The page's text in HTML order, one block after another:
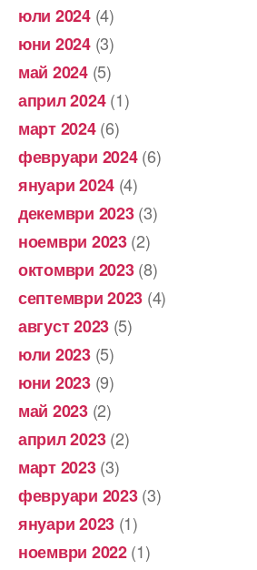
юли 2024(4)
юни 2024(3)
май 2024(5)
април 2024(1)
март 2024(6)
февруари 2024(6)
януари 2024 (4)
декември 2023(3)
ноември 2023(2)
октомври 2023(8)
септември 2023 (4)
август 2023 (5)
юли 2023(5)
юни 2023(9)
май 2023(2)
април 2023(2)
март 2023(3)
февруари 2023(3)
януари 2023 (1)
ноември 2022(1)